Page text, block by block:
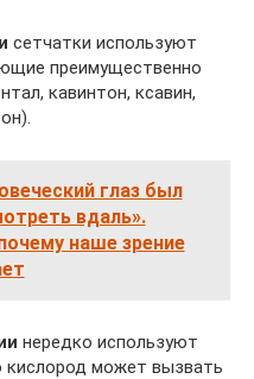
сетчатки используют
преимущественно
кавинтон, ксавин,
глаз был
вдаль».
наше зрение
нередко используют
кислород может вызвать